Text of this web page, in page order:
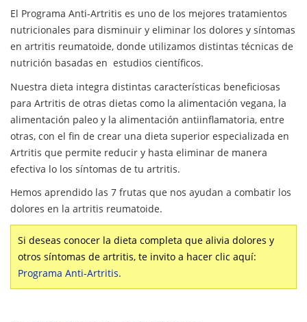
El Programa Anti-Artritis es uno de los mejores tratamientos
nutricionales para disminuir y eliminar los dolores y síntomas
en artritis reumatoide, donde utilizamos distintas técnicas de
nutrición basadas en estudios científicos.
Nuestra dieta integra distintas características beneficiosas
para Artritis de otras dietas como la alimentación vegana, la
alimentación paleo y la alimentación antiinflamatoria, entre
otras, con el fin de crear una dieta superior especializada en
Artritis que permite reducir y hasta eliminar de manera
efectiva lo los síntomas de tu artritis.
Hemos aprendido las 7 frutas que nos ayudan a combatir los
dolores en la artritis reumatoide.
Si deseas conocer la dieta completa que alivia dolores y
otros síntomas de artritis, te invito a hacer clic aquí:
Programa Anti-Artritis.